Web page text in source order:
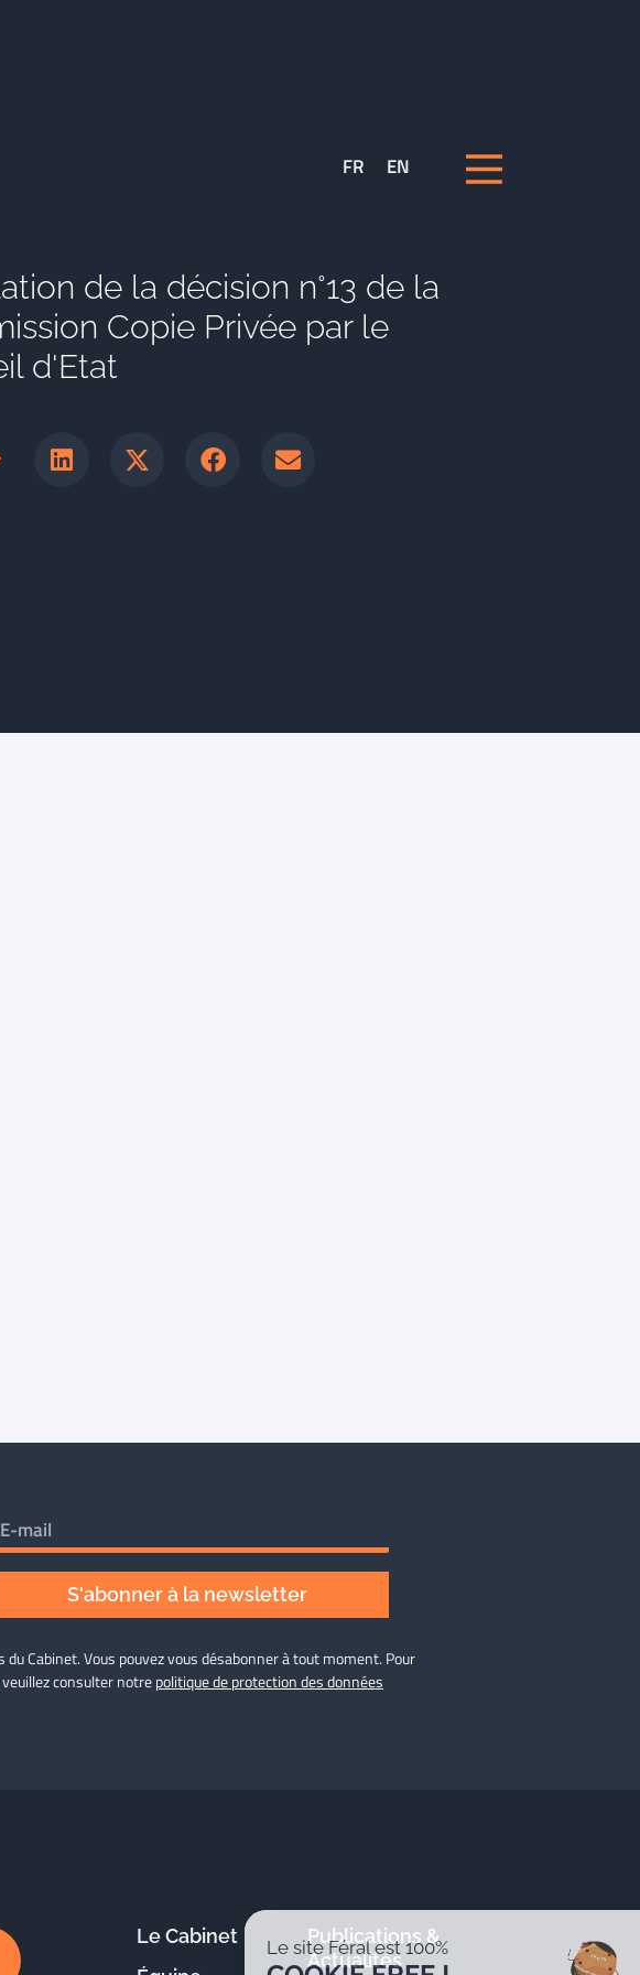
FR EN
de la décision n°13 de la
Copie Privée par le
d'Etat
S'abonner à la newsletter
Cabinet. Vous pouvez vous désabonner à tout moment. Pour
consulter notrepolitique de protection des données
Le Cabinet
Publications &
Actualités
Le site Féral est 100%